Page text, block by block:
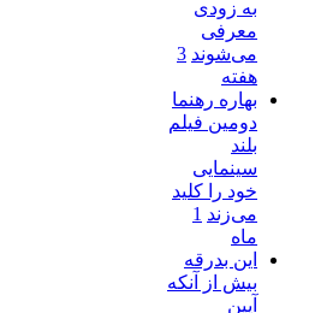
به زودی
معرفی
می‌شوند 3
هفته
بهاره رهنما
دومین فیلم
بلند
سینمایی
خود را کلید
می‌زند 1
ماه
این بدرقه
بیش از آنکه
آیین